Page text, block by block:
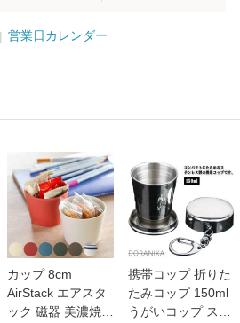
営業日カレンダー
カップ 8cm
AirStack エアスタ
ック 磁器 美濃焼
携帯コップ 折りた
たみコップ 150ml
うがいコップ ステ